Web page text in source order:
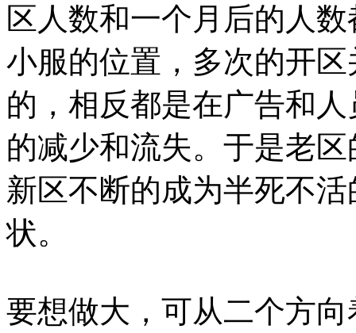
区人数和一个月后的人
小服的位置，多次的开
的，相反都是在广告和
的减少和流失。于是老
新区不断的成为半死不
状。
要想做大，可从二个方